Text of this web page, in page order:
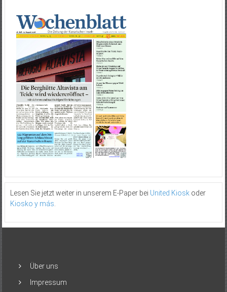
Lesen Sie jetzt weiter in unserem E-Paper bei United Kioskoder
Kiosko y más.
Über uns
Impressum